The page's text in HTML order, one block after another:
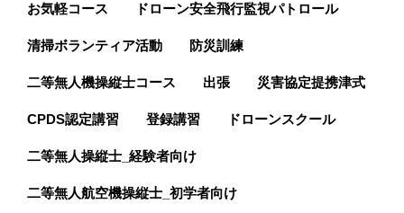
お気軽コース ドローン安全飛行監視パトロール
清掃ボランティア活動 防災訓練
二等無人機操縦士コース 出張 災害協定提携津式
CPDS認定講習 登録講習 ドローンスクール
二等無人操縦士_経験者向け
二等無人航空機操縦士_初学者向け